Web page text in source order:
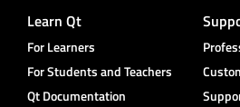
Learn Qt
For Learners
For Students and Teachers
Qt Documentation